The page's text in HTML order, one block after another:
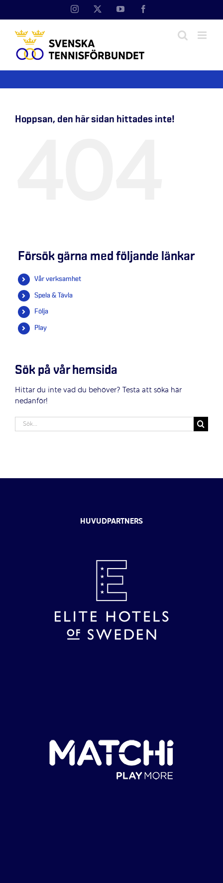
Instagram YouTube
Hoppsan, den här sidan hittades inte!
Försök gärna med följande länkar
Vår verksamhet
Spela & Tävla
Följa
Play
Sök på vår hemsida
Hittar du inte vad du behöver? Testa att söka här
nedanför!
Sök
efter:
HUVUDPARTNERS